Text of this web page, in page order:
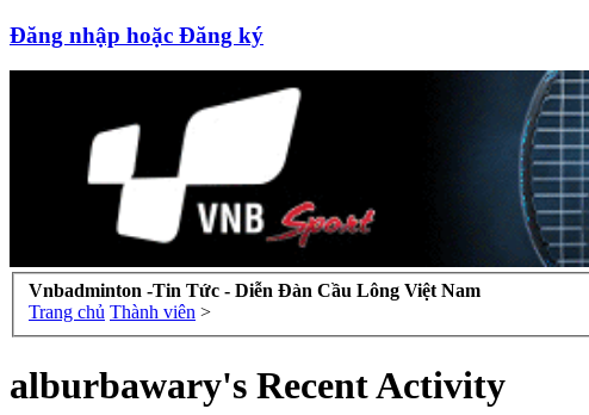
Đăng nhập hoặc Đăng ký
Vnbadminton -Tin Tức - Diễn Đàn Cầu Lông Việt Nam
Trang chủ Thành viên >
alburbawary's Recent Activity